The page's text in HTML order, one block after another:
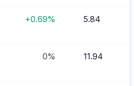
+0.69% 5.84
0% 11.94